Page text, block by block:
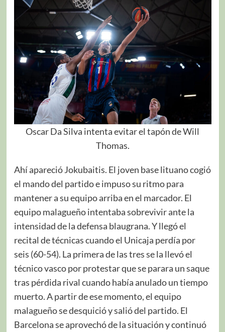
Oscar Da Silva intenta evitar el tapón de Will
Thomas.
Ahí apareció Jokubaitis. El joven base lituano cogió
el mando del partido e impuso su ritmo para
mantener a su equipo arriba en el marcador. El
equipo malagueño intentaba sobrevivir ante la
intensidad de la defensa blaugrana. Y llegó el
recital de técnicas cuando el Unicaja perdía por
seis (60-54). La primera de las tres se la llevó el
técnico vasco por protestar que se parara un saque
tras pérdida rival cuando había anulado un tiempo
muerto. A partir de ese momento, el equipo
malagueño se desquició y salió del partido. El
Barcelona se aprovechó de la situación y continuó